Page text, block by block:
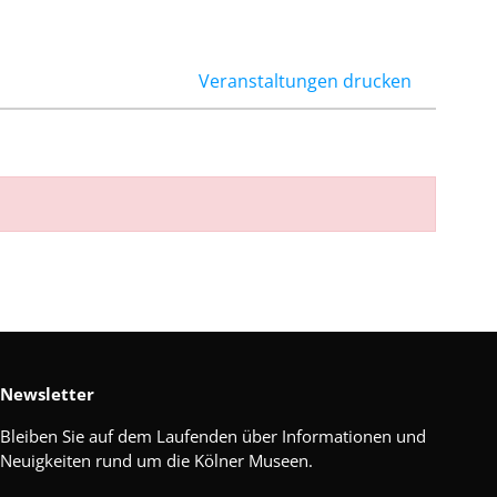
Veranstaltungen drucken
Newsletter
Bleiben Sie auf dem Laufenden über Informationen und
Neuigkeiten rund um die Kölner Museen.